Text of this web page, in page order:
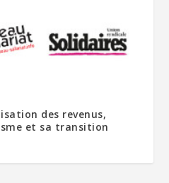
des revenus,
et sa transition